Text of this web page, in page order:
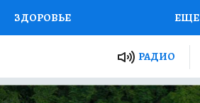
ЗДОРОВЬЕ
Я ЗНАЮ СЕМЬЯ
ЕЩЕ
РАДИО